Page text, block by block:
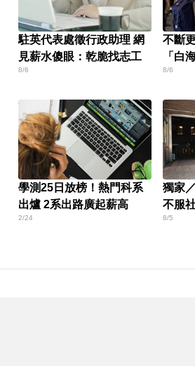
駐英代表處徵行政助理 網
見薪水傻眼：乾脆找志工
8/6
不斷
「白
8/6
學測25日放榜！熱門科系
出爐 2系出路廣起薪高
2/24
獨家
不服
報警
8/5